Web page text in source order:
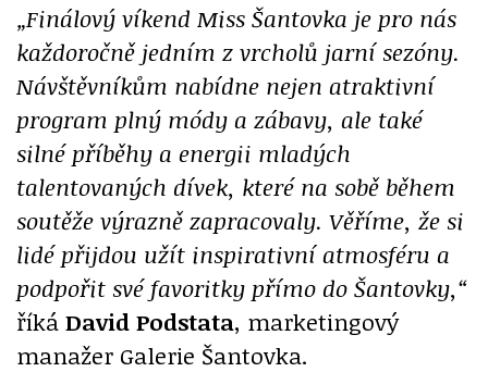
„Finálový víkend Miss Šantovka je pro nás
každoročně jedním z vrcholů jarní sezóny.
Návštěvníkům nabídne nejen atraktivní
program plný módy a zábavy, ale také
silné příběhy a energii mladých
talentovaných dívek, které na sobě během
soutěže výrazně zapracovaly. Věříme, že si
lidé přijdou užít inspirativní atmosféru a
podpořit své favoritky přímo do Šantovky,“
říká David Podstata, marketingový
manažer Galerie Šantovka.